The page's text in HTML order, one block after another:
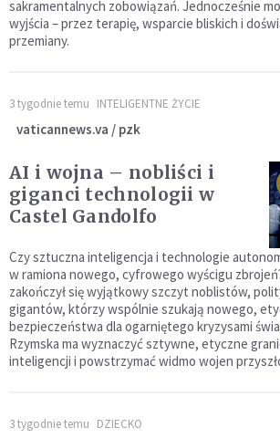
sakramentalnych zobowiązań. Jednocześnie
wyjścia – przez terapię, wsparcie bliskich i
przemiany.
3 tygodnie temu INTELIGENTNE ŻYCIE
vaticannews.va / pzk
AI i wojna – nobliści i
giganci technologii w
Castel Gandolfo
Czy sztuczna inteligencja i technologie
w ramiona nowego, cyfrowego wyścigu
zakończył się wyjątkowy szczyt noblistów,
gigantów, którzy wspólnie szukają nowego,
bezpieczeństwa dla ogarniętego kryzysami
Rzymska ma wyznaczyć sztywne, etyczne
inteligencji i powstrzymać widmo wojen
3 tygodnie temu DZIECKO